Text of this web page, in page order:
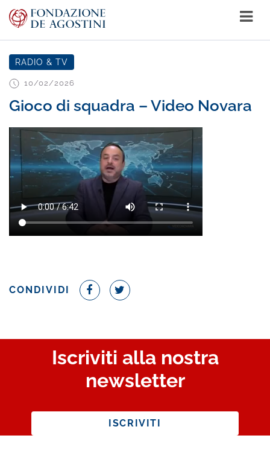
RADIO & TV
10/02/2026
Gioco di squadra – Video Novara
CONDIVIDI
Iscriviti alla nostra
newsletter
ISCRIVITI